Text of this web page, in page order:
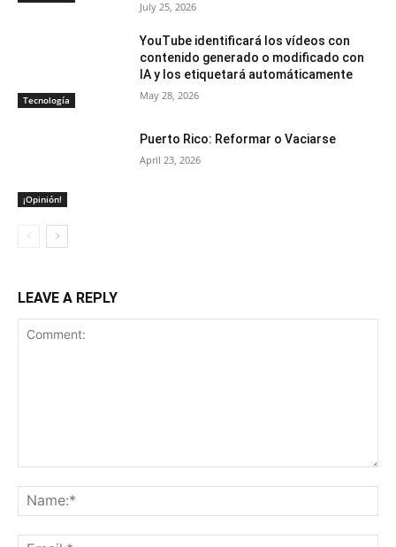
July 25, 2026
Tecnología
YouTube identificará los vídeos con
contenido generado o modificado con
IA y los etiquetará automáticamente
May 28, 2026
¡Opinión!
Puerto Rico: Reformar o Vaciarse
April 23, 2026
LEAVE A REPLY